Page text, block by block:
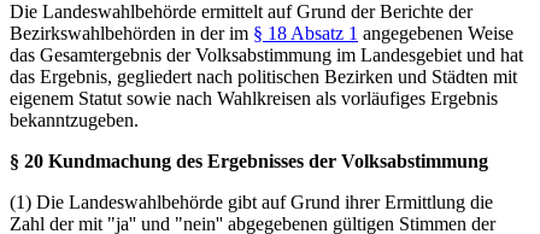
Die Landeswahlbehörde ermittelt auf Grund der Berichte der
Bezirkswahlbehörden in der im § 18 Absatz 1 angegebenen Weise
das Gesamtergebnis der Volksabstimmung im Landesgebiet und hat
das Ergebnis, gegliedert nach politischen Bezirken und Städten mit
eigenem Statut sowie nach Wahlkreisen als vorläufiges Ergebnis
bekanntzugeben.
§ 20 Kundmachung des Ergebnisses der Volksabstimmung
(1) Die Landeswahlbehörde gibt auf Grund ihrer Ermittlung die
Zahl der mit "ja'' und "nein'' abgegebenen gültigen Stimmen der